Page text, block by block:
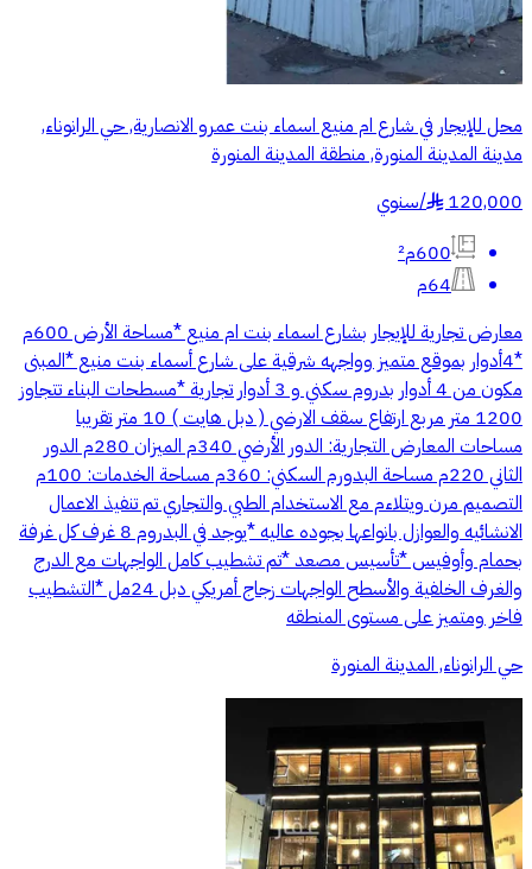
محل للإيجار في شارع ام منيع اسماء بنت عمرو الانصارية, حي الرانوناء,
مدينة المدينة المنورة, منطقة المدينة المنورة
120,000
§
/سنوي
600م²
64م
معارض تجارية للإيجار بشارع اسماء بنت ام منيع *مساحة الأرض 600م
*4أدوار بموقع متميز وواجهه شرقية على شارع أسماء بنت منيع *المبنى
مكون من 4 أدوار بدروم سكني و 3 أدوار تجارية *مسطحات البناء تتجاوز
1200 متر مربع ارتفاع سقف الارضي ( دبل هايت ) 10 متر تقريبا
مساحات المعارض التجارية: الدور الأرضي 340م الميزان 280م الدور
الثاني 220م مساحة البدورم السكني: 360م مساحة الخدمات: 100م
التصميم مرن ويتلاءم مع الاستخدام الطبي والتجاري تم تنفيذ الاعمال
الانشائيه والعوازل بانواعها بجوده عاليه *يوجد في البدروم 8 غرف كل غرفة
بحمام وأوفيس *تأسيس مصعد *تم تشطيب كامل الواجهات مع الدرج
والغرف الخلفية والأسطح الواجهات زجاج أمريكي دبل 24مل *التشطيب
فاخر ومتميز على مستوى المنطقه
حي الرانوناء, المدينة المنورة